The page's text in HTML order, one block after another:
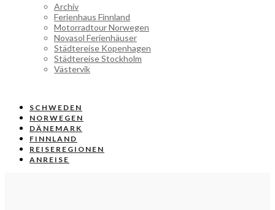
Archiv
Ferienhaus Finnland
Motorradtour Norwegen
Novasol Ferienhäuser
Städtereise Kopenhagen
Städtereise Stockholm
Västervik
SCHWEDEN
NORWEGEN
DÄNEMARK
FINNLAND
REISEREGIONEN
ANREISE